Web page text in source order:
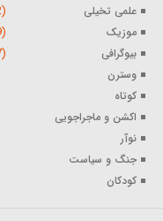
علمی تخیلی (1812)
موزیک (1459)
بیوگرافی (1027)
وسترن
کوتاه
اکشن و ماجراجویی
نوآر
جنگ و سیاست
کودکان